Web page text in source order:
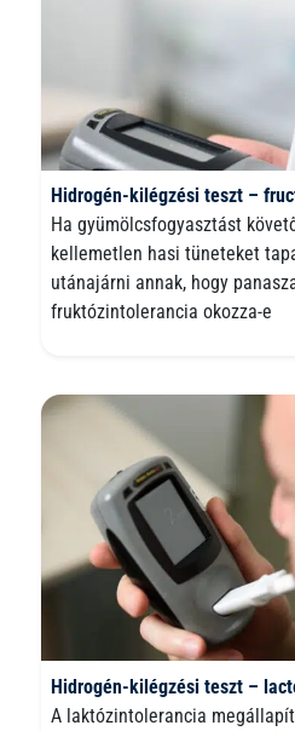
Hidrogén-kilégzési teszt –
Ha gyümölcsfogyasztást
kellemetlen hasi tüneteket
utánajárni annak, hogy
fruktózintolerancia okozza-e
Hidrogén-kilégzési teszt –
A laktózintolerancia